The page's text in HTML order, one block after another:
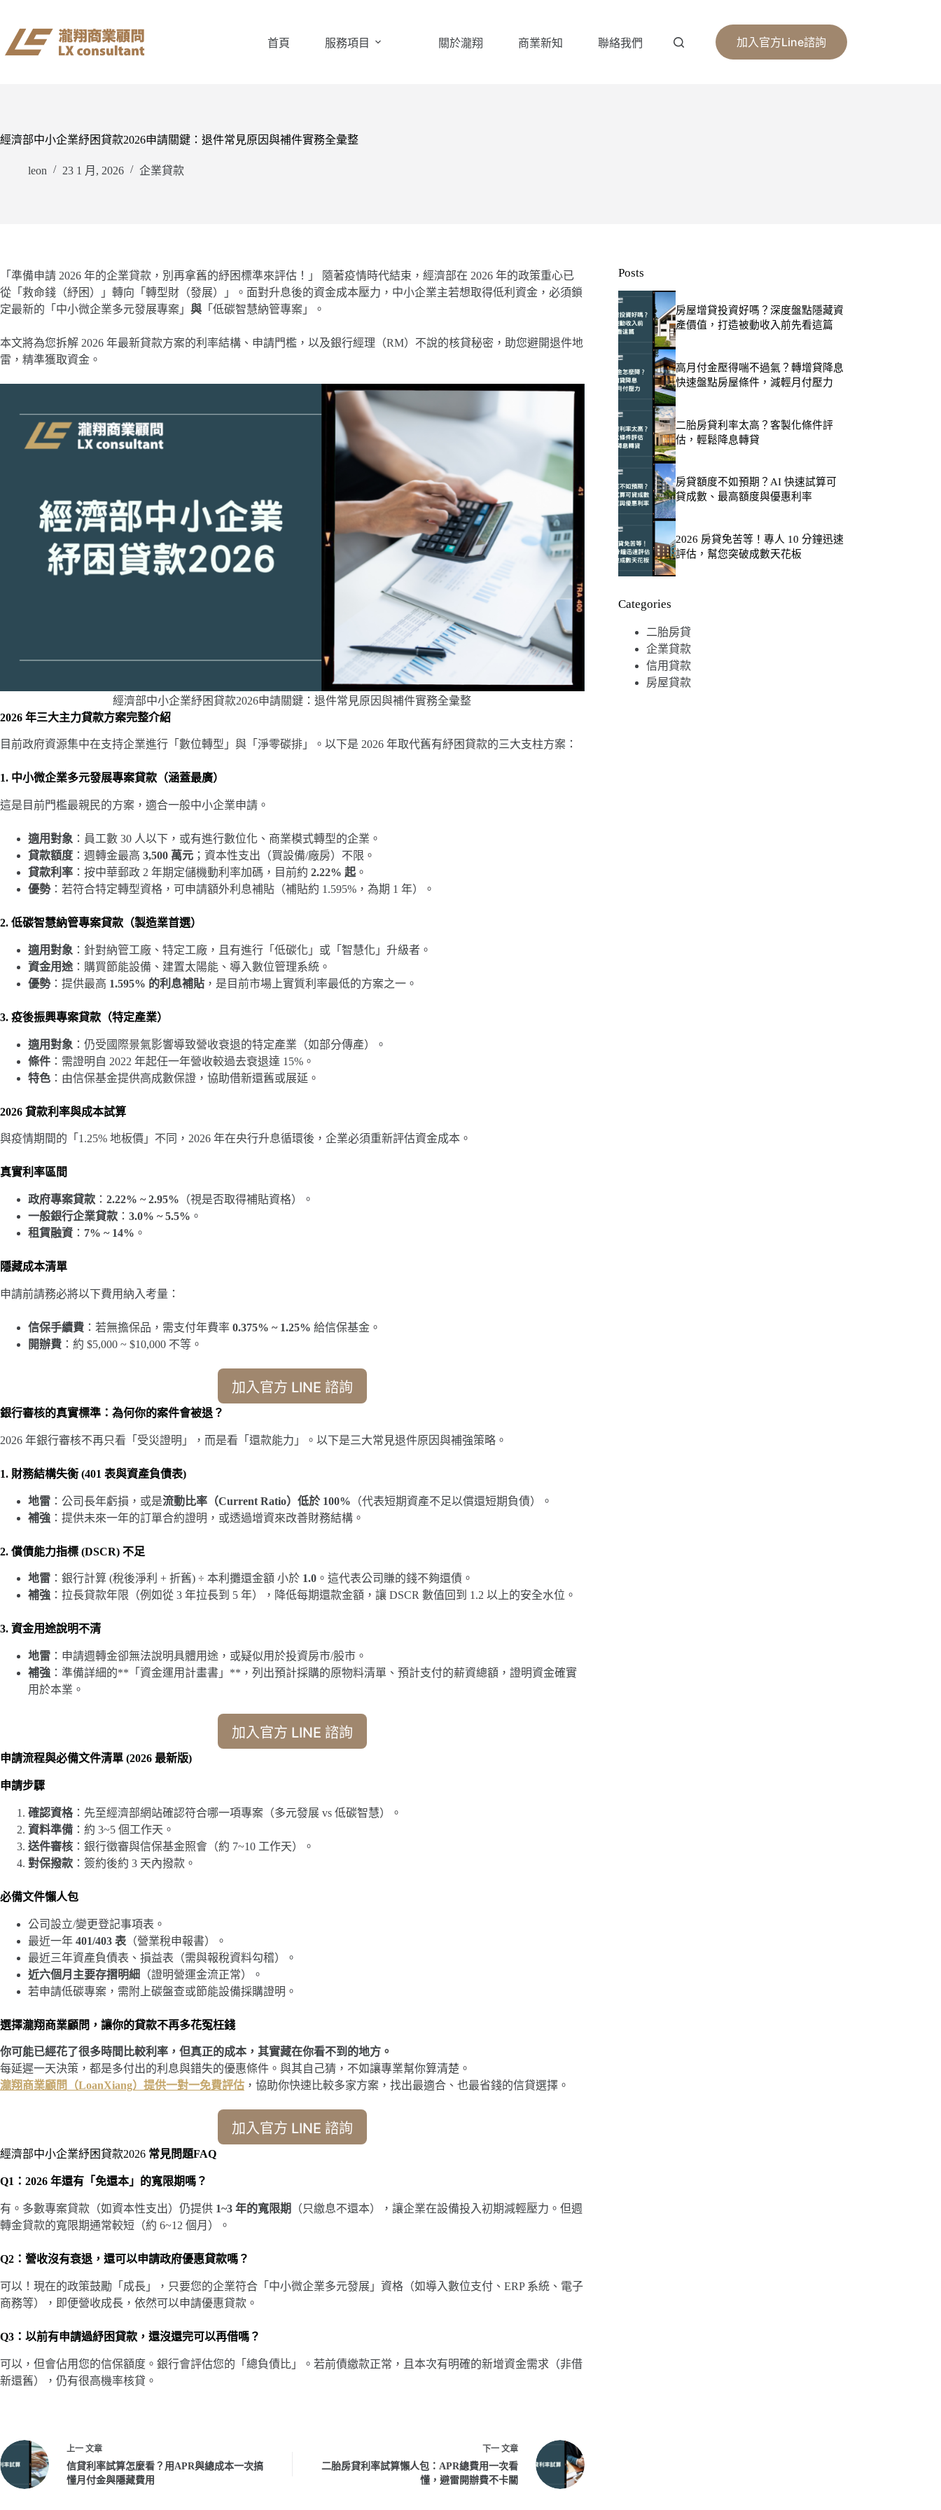
要
首頁 服務項目 關於瀧翔 商業新知 聯絡我們 加入官方Line諮詢
經濟部中小企業紓困貸款2026申請關鍵：退件常見原因與補件實務全彙整
leon 23 1 月, 2026 企業貸款
「準備申請 2026 年的企業貸款，別再拿舊的紓困標準來評估！」 隨著疫情時代結束，經濟部在 2026 年的政策重心已
從「救命錢（紓困）」轉向「轉型財（發展）」。面對升息後的資金成本壓力，中小企業主若想取得低利資金，必須鎖
定最新的「中小微企業多元發展專案」 與 「低碳智慧納管專案」。
本文將為您拆解 2026 年最新貸款方案的利率結構、申請門檻，以及銀行經理（RM）不說的核貸秘密，助您避開退件地
雷，精準獲取資金。
經濟部中小企業紓困貸款2026申請關鍵：退件常見原因與補件實務全彙整
2026 年三大主力貸款方案完整介紹
目前政府資源集中在支持企業進行「數位轉型」與「淨零碳排」。以下是 2026 年取代舊有紓困貸款的三大支柱方案：
1. 中小微企業多元發展專案貸款（涵蓋最廣）
這是目前門檻最親民的方案，適合一般中小企業申請。
適用對象 ：員工數 30 人以下，或有進行數位化、商業模式轉型的企業。
貸款額度 ：週轉金最高 3,500 萬元 ；資本性支出（買設備/廠房）不限。
貸款利率 ：按中華郵政 2 年期定儲機動利率加碼，目前約 2.22% 起 。
優勢：若符合特定轉型資格，可申請額外利息補貼（補貼約 1.595%，為期 1 年）。
2. 低碳智慧納管專案貸款（製造業首選）
適用對象 ：針對納管工廠、特定工廠，且有進行「低碳化」或「智慧化」升級者。
資金用途 ：購買節能設備、建置太陽能、導入數位管理系統。
優勢：提供最高 1.595% 的利息補貼 ，是目前市場上實質利率最低的方案之一。
3. 疫後振興專案貸款（特定產業）
適用對象 ：仍受國際景氣影響導致營收衰退的特定產業（如部分傳產）。
條件 ：需證明自 2022 年起任一年營收較過去衰退達 15%。
特色 ：由信保基金提供高成數保證，協助借新還舊或展延。
2026 貸款利率與成本試算
與疫情期間的「1.25% 地板價」不同，2026 年在央行升息循環後，企業必須重新評估資金成本。
真實利率區間
政府專案貸款 ： 2.22% ~ 2.95% （視是否取得補貼資格）。
一般銀行企業貸款 ： 3.0% ~ 5.5% 。
租賃融資 ： 7% ~ 14% 。
隱藏成本清單
申請前請務必將以下費用納入考量：
信保手續費 ：若無擔保品，需支付年費率 0.375% ~ 1.25% 給信保基金。
開辦費 ：約 $5,000 ~ $10,000 不等。
加入官方 LINE 諮詢
銀行審核的真實標準：為何你的案件會被退？
2026 年銀行審核不再只看「受災證明」，而是看「還款能力」。以下是三大常見退件原因與補強策略。
1. 財務結構失衡 (401 表與資產負債表)
地雷 ：公司長年虧損，或是流動比率（Current Ratio）低於 100% （代表短期資產不足以償還短期負債）。
補強 ：提供未來一年的訂單合約證明，或透過增資來改善財務結構。
2. 償債能力指標 (DSCR) 不足
地雷 ：銀行計算 (稅後淨利 + 折舊) ÷ 本利攤還金額 小於 1.0 。這代表公司賺的錢不夠還債。
補強 ：拉長貸款年限（例如從 3 年拉長到 5 年），降低每期還款金額，讓 DSCR 數值回到 1.2 以上的安全水位。
3. 資金用途說明不清
地雷 ：申請週轉金卻無法說明具體用途，或疑似用於投資房市/股市。
補強 ：準備詳細的**「資金運用計畫書」**，列出預計採購的原物料清單、預計支付的薪資總額，證明資金確實
用於本業。
加入官方 LINE 諮詢
申請流程與必備文件清單 (2026 最新版)
申請步驟
確認資格：先至經濟部網站確認符合哪一項專案（多元發展 vs 低碳智慧）。
資料準備 ：約 3~5 個工作天。
送件審核 ：銀行徵審與信保基金照會（約 7~10 工作天）。
對保撥款 ：簽約後約 3 天內撥款。
必備文件懶人包
公司設立/變更登記事項表。
最近一年 401/403 表 （營業稅申報書）。
最近三年資產負債表、損益表（需與報稅資料勾稽）。
近六個月主要存摺明細
（證明營運金流正常）。
若申請低碳專案，需附上碳盤查或節能設備採購證明。
選擇瀧翔商業顧問，讓你的貸款不再多花冤枉錢
你可能已經花了很多時間比較利率，但真正的成本，其實藏在你看不到的地方。
每延遲一天決策，都是多付出的利息與錯失的優惠條件。與其自己猜，不如讓專業幫你算清楚。
瀧翔商業顧問（LoanXiang）提供一對一免費評估 ，協助你快速比較多家方案，找出最適合、也最省錢的信貸選擇。
加入官方 LINE 諮詢
經濟部中小企業紓困貸款2026 常見問題FAQ
Q1：2026 年還有「免還本」的寬限期嗎？
有。多數專案貸款（如資本性支出）仍提供 1~3 年的寬限期
（只繳息不還本），讓企業在設備投入初期減輕壓力。但週
轉金貸款的寬限期通常較短（約 6~12 個月）。
Q2：營收沒有衰退，還可以申請政府優惠貸款嗎？
可以！現在的政策鼓勵「成長」，只要您的企業符合「中小微企業多元發展」資格（如導入數位支付、ERP 系統、電子
商務等），即便營收成長，依然可以申請優惠貸款。
Q3：以前有申請過紓困貸款，還沒還完可以再借嗎？
可以，但會佔用您的信保額度。銀行會評估您的「總負債比」。若前債繳款正常，且本次有明確的新增資金需求（非借
新還舊），仍有很高機率核貸。
上一 文章
信貸利率試算怎麼看？用APR與總成本一次搞
懂月付金與隱藏費用
下一 文章
二胎房貸利率試算懶人包：APR總費用一次看
懂，避雷開辦費不卡關
Posts
房屋增貸投資好嗎？深度盤點隱藏資
產價值，打造被動收入前先看這篇
高月付金壓得喘不過氣？轉增貸降息
快速盤點房屋條件，減輕月付壓力
二胎房貸利率太高？客製化條件評
估，輕鬆降息轉貸
房貸額度不如預期？AI 快速試算可
貸成數、最高額度與優惠利率
2026 房貸免苦等！專人 10 分鐘迅速
評估，幫您突破成數天花板
Categories
二胎房貸
企業貸款
信用貸款
房屋貸款